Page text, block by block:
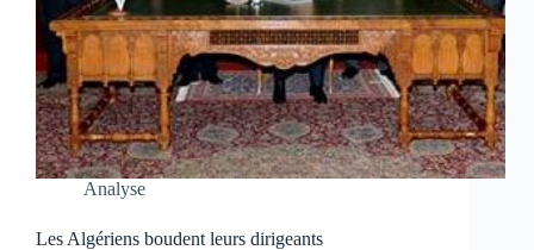
Analyse
Les Algériens boudent leurs dirigeants